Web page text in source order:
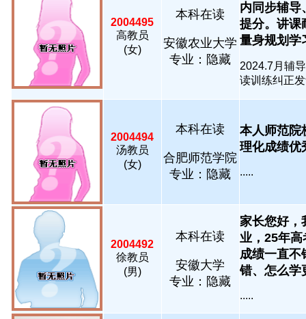
2004495
高教员
(女)
本科在读
安徽农业大学
专业：隐藏
内同步辅导
提分。讲课
量身规划学
2024.7月辅
读训练纠正
2004494
汤教员
(女)
本科在读
合肥师范学院
专业：隐藏
本人师范院
理化成绩优
.....
2004492
徐教员
(男)
本科在读
安徽大学
专业：隐藏
家长您好，
业，25年
成绩一直不
错、怎么学
.....